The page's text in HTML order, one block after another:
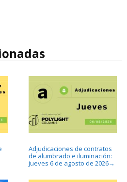
Adjudicaciones de contratos
de alumbrado e iluminación:
jueves 6 de agosto de 2026→